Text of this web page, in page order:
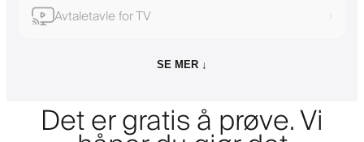
Avtaletavle for TV ›
SE MER ↓
Det er gratis å prøve. Vi